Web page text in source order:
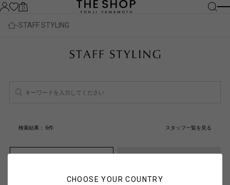
CHOOSE YOUR COUNTRY
0
STAFF STYLING
検索結果： 6件 スタッフ一覧を見る